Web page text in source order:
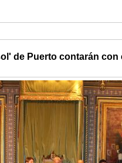
de Puerto contarán con